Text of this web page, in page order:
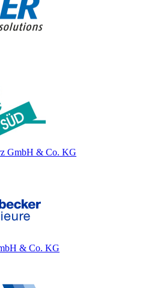
GmbH & Co. KG
& Co. KG